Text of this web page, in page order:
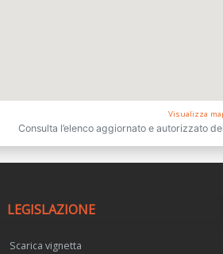
Visualizza
Consulta l’elenco aggiornato e autorizzato
LEGISLAZIONE
Scarica vignetta